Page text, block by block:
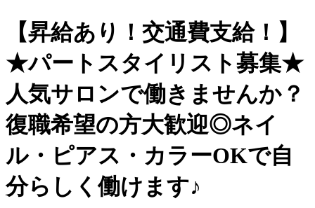
【昇給あり！交通費支給！】
★パートスタイリスト募集★
人気サロンで働きませんか？
復職希望の方大歓迎◎ネイ
ル・ピアス・カラーOKで自
分らしく働けます♪